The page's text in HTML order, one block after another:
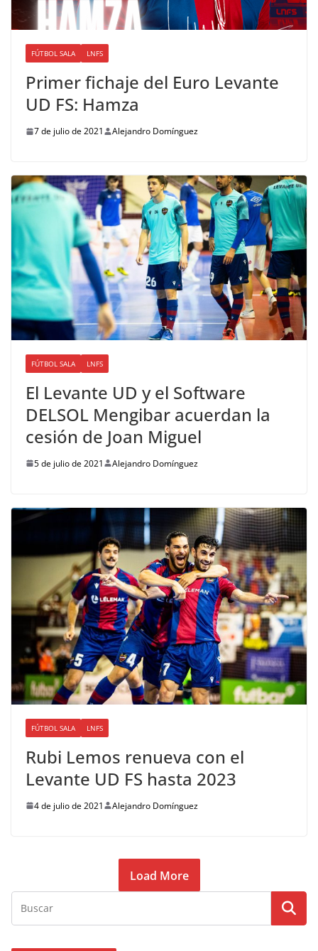
FÚTBOL SALA LNFS
Primer fichaje del Euro Levante
UD FS: Hamza
7 de julio de 2021 Alejandro Domínguez
FÚTBOL SALA LNFS
El Levante UD y el Software
DELSOL Mengibar acuerdan la
cesión de Joan Miguel
5 de julio de 2021 Alejandro Domínguez
FÚTBOL SALA LNFS
Rubi Lemos renueva con el
Levante UD FS hasta 2023
4 de julio de 2021 Alejandro Domínguez
Load More